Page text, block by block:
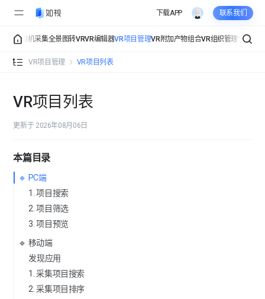
下载APP 联系我们
全景相机采集全景图转VRVR编辑器VR项目管理VR附加产物组合VR组织管理个人管理
VR项目管理 VR项目列表
VR项目列表
VR项目活跃
VR项目复制
VR项目转移
VR项目删除
VR项目列表
更新于 2026年08月06日
本篇目录
🔹 PC端
1. 项目搜索
2. 项目筛选
3. 项目预览
🔹 移动端
发现应用
1. 采集项目搜索
2. 采集项目排序